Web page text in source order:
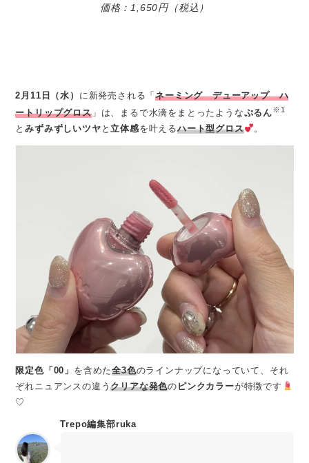
価格：1,650円（税込）
2月11日（水） に新発売される「ネーミング デューアップ ハ
ートリップグロス」は、まるで水滴をまとったようなぷるん※1
とみずみずしいツヤ と立体感を叶えるハート型グロス 。
限定色「00」 を含めた全3色のラインナップになっていて、それ
ぞれニュアンスの違うクリアな発色の ピンクカラーが特徴です
♡
Trepo編集部ruka